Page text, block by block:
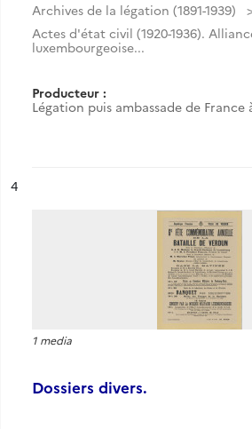
Archives de la légation (1891-1939)
Actes d'état civil (1920-1936).
luxembourgeoise...
Producteur :
Légation puis ambassade de France
n°
4
1 media
Dossiers divers.